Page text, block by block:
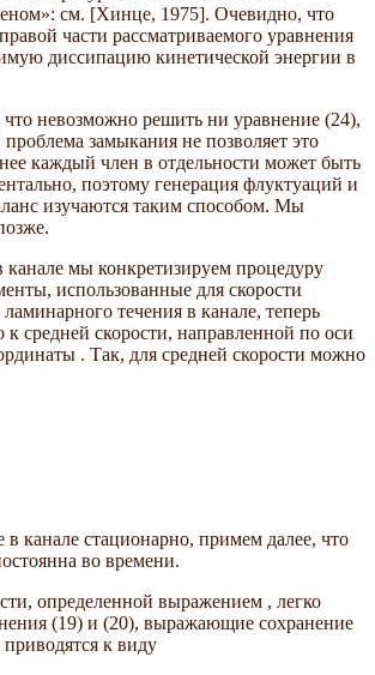
см. [Хинце, 1975]. Очевидно, что
части рассматриваемого уравнения
диссипацию кинетической энергии в
невозможно решить ни уравнение (24),
замыкания не позволяет это
каждый член в отдельности может быть
поэтому генерация флуктуаций и
изучаются таким способом. Мы
канале мы конкретизируем процедуру
использованные для скорости
течения в канале, теперь
средней скорости, направленной по оси
. Так, для средней скорости можно
в канале стационарно, примем далее, что
во времени.
определенной выражением , легко
(19) и (20), выражающие сохранение
к виду